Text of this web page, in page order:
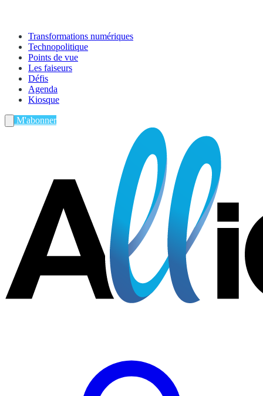
Transformations numériques
Technopolitique
Points de vue
Les faiseurs
Défis
Agenda
Kiosque
M'abonner